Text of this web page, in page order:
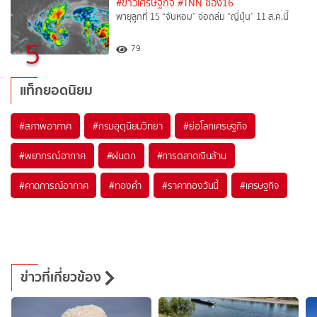
5
พายุลูกที่ 15 “จันหอม” จ่อถล่ม “ญี่ปุ่น” 11 ส.ค.นี้
79
แท็กยอดนิยม
#สภาพอากาศ #กรมอุตุนิยมวิทยา #ย่อโลกเศรษฐกิจ
#พยากรณ์อากาศ #ฝนตก #การตลาดเงินล้าน
#คาดการณ์อากาศ #ทองคำ #ราคาทองวันนี้ #เศรษฐกิจ
ข่าวที่เกี่ยวข้อง